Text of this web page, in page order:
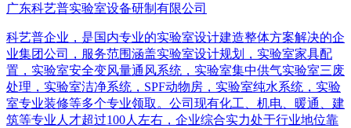
广东科艺普实验室设备研制有限公司
科艺普企业，是国内专业的实验室设计建造整体方案解决的企
业集团公司，服务范围涵盖实验室设计规划，实验室家具配
置，实验室安全变风量通风系统，实验室集中供气实验室三废
处理，实验室洁净系统，SPF动物房，实验室纯水系统，实验
室专业装修等多个专业领取。公司现有化工、机电、暖通、建
筑等专业人才超过100人左右，企业综合实力处于行业地位靠